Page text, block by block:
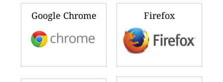
Google Chrome Firefox